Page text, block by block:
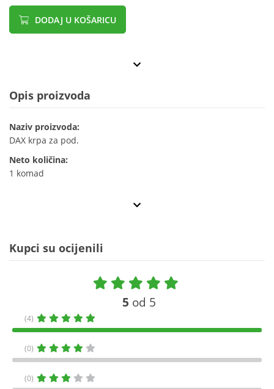
DODAJ U KOŠARICU
Opis proizvoda
Naziv proizvoda:
DAX krpa za pod.
Neto količina:
1 komad
Kupci su ocijenili
5 od 5
(4)
(0)
(0)